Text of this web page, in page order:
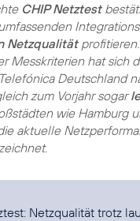
CHIP Netztest
Netzqualität
Messkriterien hat sich
Deutschland
zum Vorjahr sogar
wie Hamburg
aktuelle
Netzqualität trotz